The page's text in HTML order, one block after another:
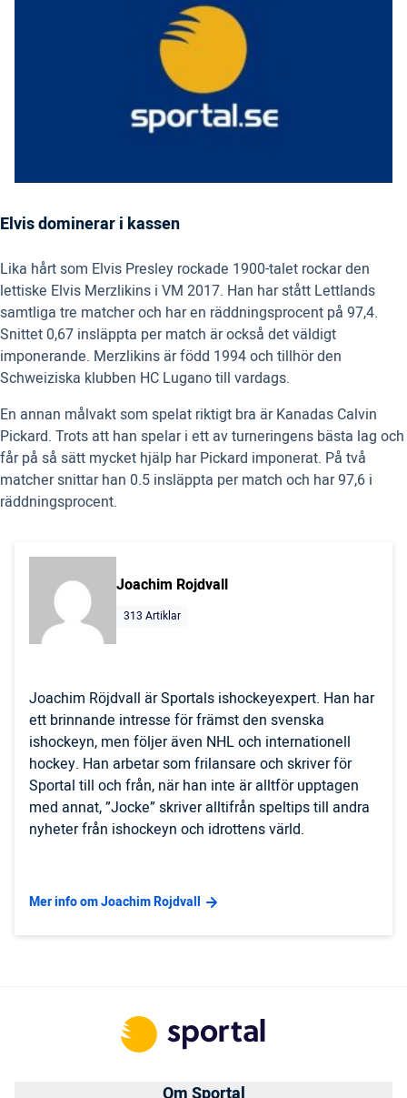
Elvis dominerar i kassen
Lika hårt som Elvis Presley rockade 1900-talet rockar den
lettiske Elvis Merzlikins i VM 2017. Han har stått Lettlands
samtliga tre matcher och har en räddningsprocent på 97,4.
Snittet 0,67 insläppta per match är också det väldigt
imponerande. Merzlikins är född 1994 och tillhör den
Schweiziska klubben HC Lugano till vardags.
En annan målvakt som spelat riktigt bra är Kanadas Calvin
Pickard. Trots att han spelar i ett av turneringens bästa lag och
får på så sätt mycket hjälp har Pickard imponerat. På två
matcher snittar han 0.5 insläppta per match och har 97,6 i
räddningsprocent.
Joachim Rojdvall
313 Artiklar
Joachim Röjdvall är Sportals ishockeyexpert. Han har
ett brinnande intresse för främst den svenska
ishockeyn, men följer även NHL och internationell
hockey. Han arbetar som frilansare och skriver för
Sportal till och från, när han inte är alltför upptagen
med annat, ”Jocke” skriver alltifrån speltips till andra
nyheter från ishockeyn och idrottens värld.
Mer info om Joachim Rojdvall